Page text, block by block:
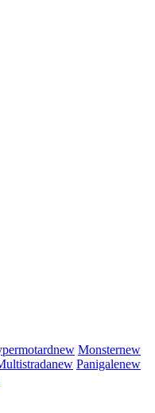
new Monsternew
new Panigalenew